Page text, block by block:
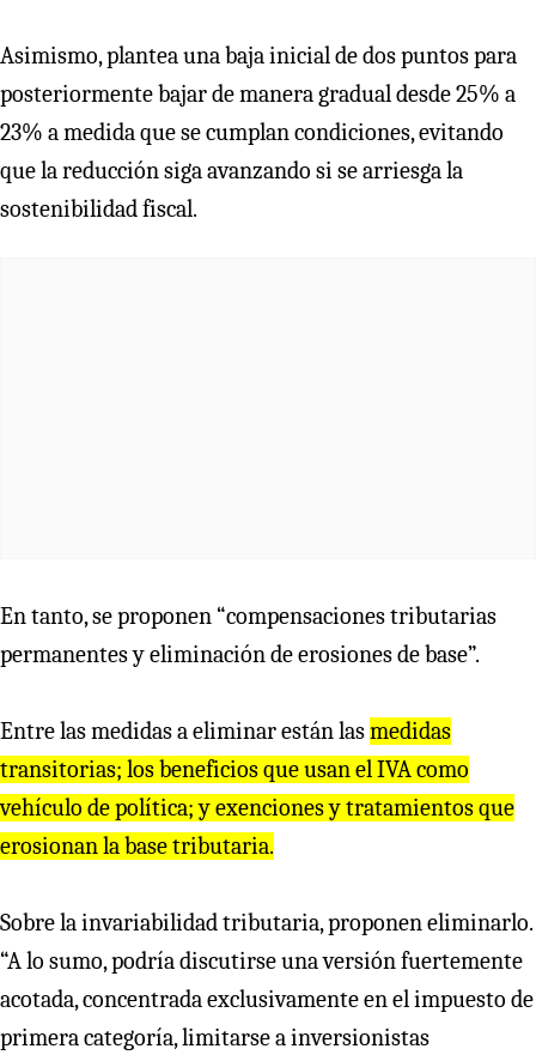
Asimismo, plantea una baja inicial de dos puntos para
posteriormente bajar de manera gradual desde 25% a
23% a medida que se cumplan condiciones, evitando
que la reducción siga avanzando si se arriesga la
sostenibilidad fiscal.
En tanto, se proponen “compensaciones tributarias
permanentes y eliminación de erosiones de base”.
Entre las medidas a eliminar están lasmedidas
transitorias; los beneficios que usan el IVA como
vehículo de política; y exenciones y tratamientos que
erosionan la base tributaria.
Sobre la invariabilidad tributaria, proponen eliminarlo.
“A lo sumo, podría discutirse una versión fuertemente
acotada, concentrada exclusivamente en el impuesto de
primera categoría, limitarse a inversionistas